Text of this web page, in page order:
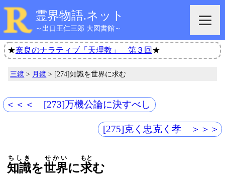
霊界物語.ネット
～出口王仁三郎 大図書館～
★奈良のナラティブ「天理教」 第３回 ★
三鏡 > 月鏡 > [274]知識を世界に求む
＜＜＜ [273]万機公論に決すべし
[275]克く忠克く孝 ＞＞＞
知識
ちしき
を世界
せかい
に求
もと
む